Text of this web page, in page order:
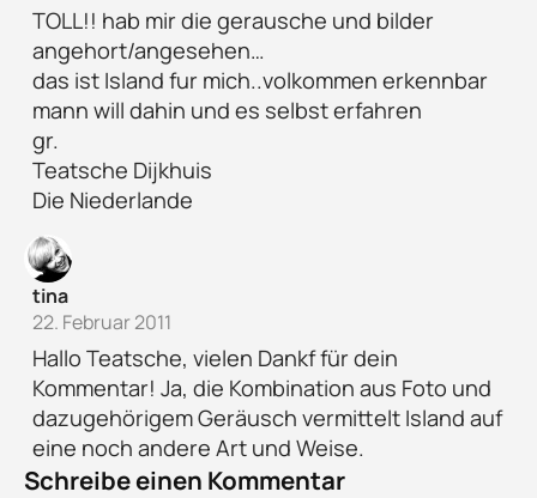
TOLL!! hab mir die gerausche und bilder
angehort/angesehen…
das ist Island fur mich..volkommen erkennbar
mann will dahin und es selbst erfahren
gr.
Teatsche Dijkhuis
Die Niederlande
tina
22. Februar 2011
Hallo Teatsche, vielen Dankf für dein
Kommentar! Ja, die Kombination aus Foto und
dazugehörigem Geräusch vermittelt Island auf
eine noch andere Art und Weise.
Schreibe einen Kommentar